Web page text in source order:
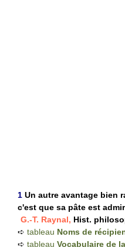
1 Un autre avantage bien
c'est que sa pâte est
G.-T. Raynal, Hist.
➪ tableau Noms de
➪ tableau Vocabulaire de